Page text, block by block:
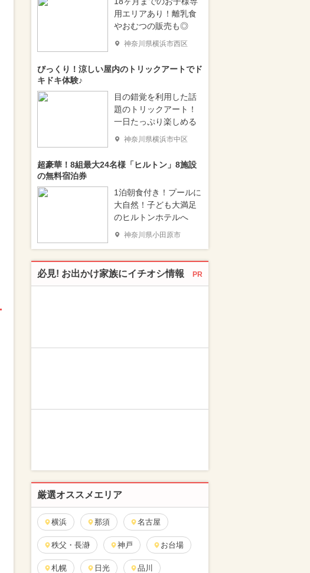
用エリアあり！離乳食
やおむつの販売も◎
神奈川県横浜市西区
びっくり！涼しい屋内のトリックアートでド
キドキ体験♪
目の錯覚を利用した話
題のトリックアート！
一日たっぷり楽しめる
神奈川県横浜市中区
超豪華！8組最大24名様「ヒルトン」8施設
の無料宿泊券
1泊朝食付き！プールに
大自然！子ども大満足
のヒルトンホテルへ
神奈川県小田原市
必見! お出かけ家族にイチオシ情報 PR
厳選オススメエリア
横浜 那須 名古屋
秩父・長瀞 神戸 お台場
札幌 日光 品川